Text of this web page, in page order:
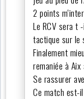
2 points
Le RCV sera t
tactique sur le
Finalement
remaniée à
Se rassurer
Ce match est-